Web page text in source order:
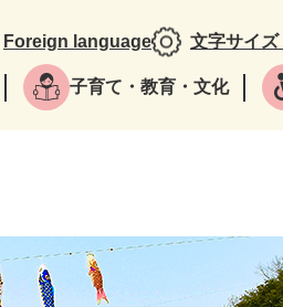
Foreign language 文字サイズ
子育て・教育・文化